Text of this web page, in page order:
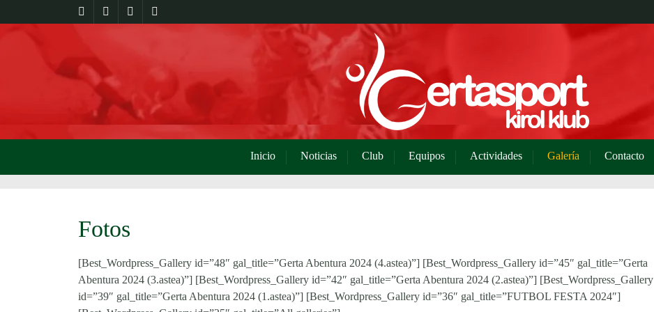
Inicio Noticias Club Equipos Actividades Galería Contacto
Fotos
[Best_Wordpress_Gallery id=”48″ gal_title=”Gerta Abentura 2024 (4.astea)”] [Best_Wordpress_Gallery id=”45″ gal_title=”Gerta
Abentura 2024 (3.astea)”] [Best_Wordpress_Gallery id=”42″ gal_title=”Gerta Abentura 2024 (2.astea)”] [Best_Wordpress_Gallery
id=”39″ gal_title=”Gerta Abentura 2024 (1.astea)”] [Best_Wordpress_Gallery id=”36″ gal_title=”FUTBOL FESTA 2024″]